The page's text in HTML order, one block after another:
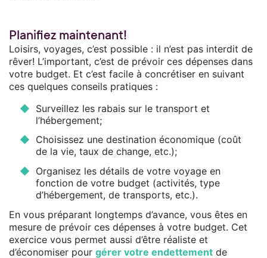
Planifiez maintenant!
Loisirs, voyages, c’est possible : il n’est pas interdit de
rêver! L’important, c’est de prévoir ces dépenses dans
votre budget. Et c’est facile à concrétiser en suivant
ces quelques conseils pratiques :
Surveillez les rabais sur le transport et
l’hébergement;
Choisissez une destination économique (coût
de la vie, taux de change, etc.);
Organisez les détails de votre voyage en
fonction de votre budget (activités, type
d’hébergement, de transports, etc.).
En vous préparant longtemps d’avance, vous êtes en
mesure de prévoir ces dépenses à votre budget. Cet
exercice vous permet aussi d’être réaliste et
d’économiser pour gérer votre endettement de